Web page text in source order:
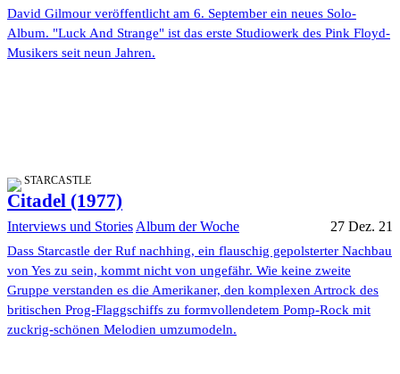
David Gilmour veröffentlicht am 6. September ein neues Solo-
Album. "Luck And Strange" ist das erste Studiowerk des Pink Floyd-
Musikers seit neun Jahren.
STARCASTLE
Citadel (1977)
Interviews und Stories Album der Woche 27 Dez. 21
Dass Starcastle der Ruf nachhing, ein flauschig gepolsterter Nachbau
von Yes zu sein, kommt nicht von ungefähr. Wie keine zweite
Gruppe verstanden es die Amerikaner, den komplexen Artrock des
britischen Prog-Flaggschiffs zu formvollendetem Pomp-Rock mit
zuckrig-schönen Melodien umzumodeln.